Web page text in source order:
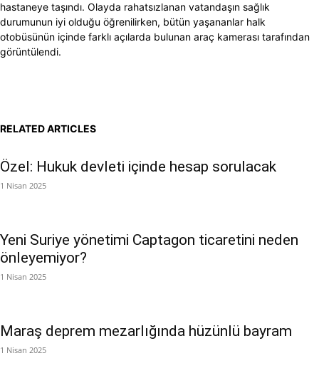
hastaneye taşındı. Olayda rahatsızlanan vatandaşın sağlık
durumunun iyi olduğu öğrenilirken, bütün yaşananlar halk
otobüsünün içinde farklı açılarda bulunan araç kamerası tarafından
görüntülendi.
RELATED ARTICLES
Özel: Hukuk devleti içinde hesap sorulacak
1 Nisan 2025
Yeni Suriye yönetimi Captagon ticaretini neden
önleyemiyor?
1 Nisan 2025
Maraş deprem mezarlığında hüzünlü bayram
1 Nisan 2025